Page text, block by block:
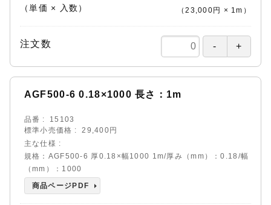
（単価 × 入数） （23,000円 × 1m ）
注文数
AGF500-6 0.18×1000 長さ：1m
品番
15103
標準小売価格
29,400円
主な仕様
規格：AGF500-6 厚0.18×幅1000 1m/厚み（mm）：0.18/幅
（mm）：1000
商品ページPDF